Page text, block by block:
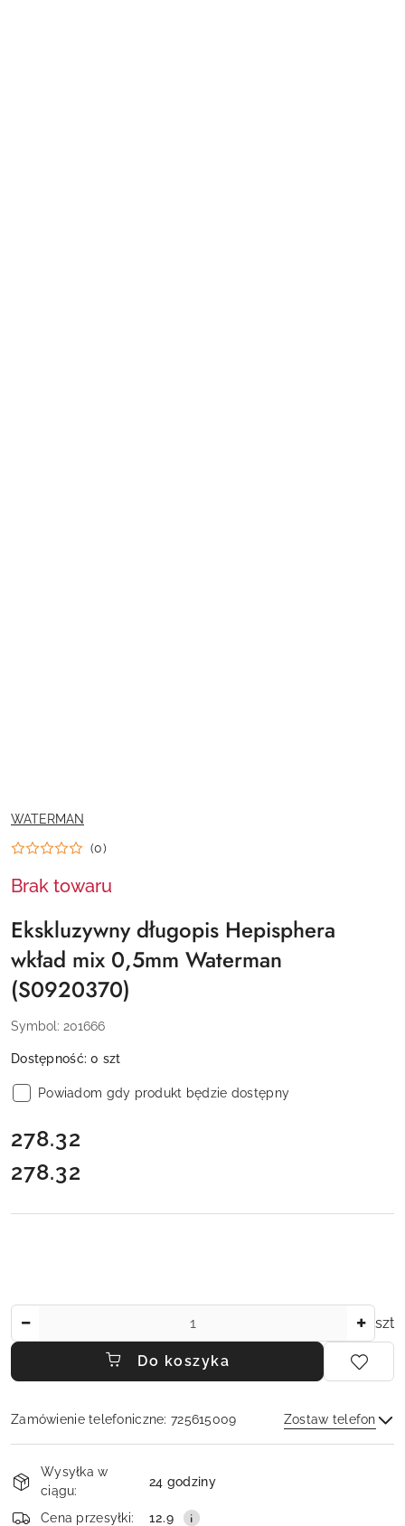
NAZWA
PRODUCENTA:
WATERMAN
(0)
Brak towaru
Ekskluzywny długopis Hepisphera
wkład mix 0,5mm Waterman
(S0920370)
Symbol: 201666
Dostępność:0 szt
Powiadom gdy produkt będzie dostępny
cena:
278.32
Cena:
278.32
szt
Do koszyka
Zamówienie telefoniczne: 725615009 Zostaw telefon
i
dostawa
Wysyłka w
ciągu:
24 godziny
Cena przesyłki: 12.9